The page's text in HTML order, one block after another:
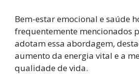
Bem-estar emocional e saúde
frequentemente mencionados
adotam essa abordagem,
aumento da energia vital e a
qualidade de vida.